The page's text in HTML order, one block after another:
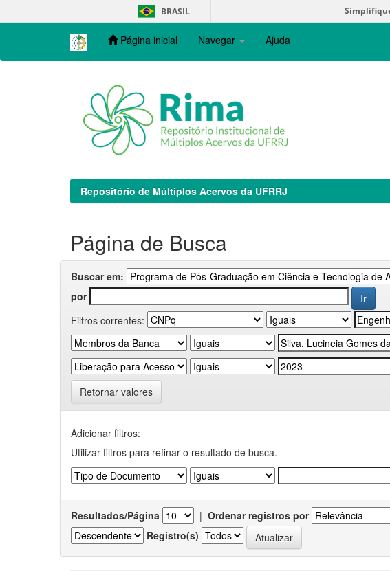
navigation
BRASIL
Página inicial Navegar Ajuda
Repositório de Múltiplos Acervos da UFRRJ
Página de Busca
Buscar em:
por
Filtros correntes:
Retornar valores
Adicionar filtros:
Utilizar filtros para refinar o resultado de busca.
Resultados/Página | Ordenar registros por
Registro(s)